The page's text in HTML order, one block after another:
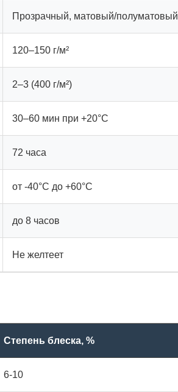
Прозрачный, матовый/полуматовый
120–150 г/м²
2–3 (400 г/м²)
30–60 мин при +20°C
72 часа
от -40°C до +60°C
до 8 часов
Не желтеет
Степень блеска, %
6-10